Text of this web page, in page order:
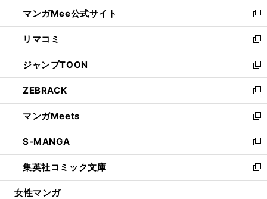
く
ド
ウ
で
開
く
ウ
ィ
ン
ド
ウ
で
開
く
し
い
ウ
ィ
ン
ド
ウ
で
開
く
マンガMee公式サイト
新
し
い
ウ
ィ
ン
ド
ウ
で
開
く
リマコミ
新
し
い
ウ
ィ
ン
ド
ウ
で
開
く
ジャンプTOON
新
し
い
ウ
ィ
ン
ド
ウ
で
開
ZEBRACK
新
し
い
ウ
ィ
ン
ド
ウ
マンガMeets
新
し
い
ウ
ィ
ン
S-MANGA
新
し
い
ウ
集英社コミック文庫
新
し
女性マンガ